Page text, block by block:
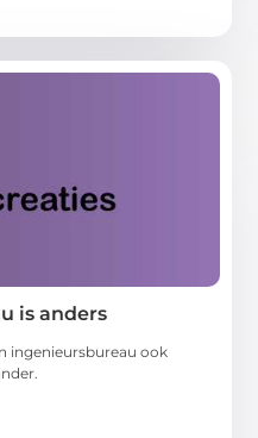
is anders
ingenieursbureau ook